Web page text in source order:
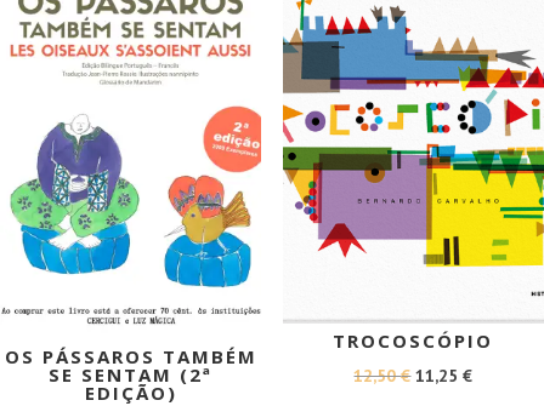
OS PÁSSAROS TAMBÉM
SE SENTAM (2ª
EDIÇÃO)
TROCOSCÓPIO
12,50€O
11,25€O